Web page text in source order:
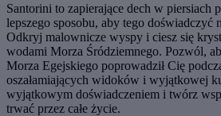
Santorini to zapierające dech w piersiach
lepszego sposobu, aby tego doświadczyć
Odkryj malownicze wyspy i ciesz się
wodami Morza Śródziemnego. Pozwól,
Morza Egejskiego poprowadził Cię
oszałamiających widoków i wyjątkowej
wyjątkowym doświadczeniem i twórz
trwać przez całe życie.